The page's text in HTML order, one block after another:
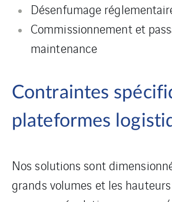
Désenfumage
Commissionnement et
maintenance
Contraintes
plateformes
Nos solutions sont
grands volumes et les